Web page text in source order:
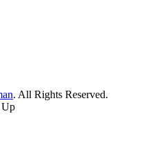
. All Rights Reserved.
Up